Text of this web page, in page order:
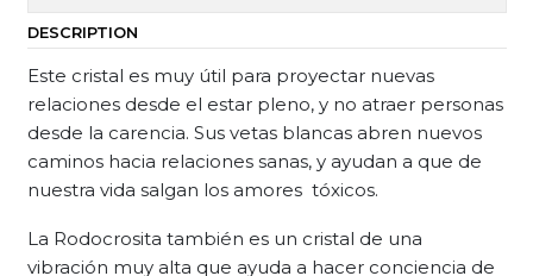
DESCRIPTION
Este cristal es muy útil para proyectar nuevas
relaciones desde el estar pleno, y no atraer personas
desde la carencia. Sus vetas blancas abren nuevos
caminos hacia relaciones sanas, y ayudan a que de
nuestra vida salgan los amores tóxicos.
La Rodocrosita también es un cristal de una
vibración muy alta que ayuda a hacer conciencia de